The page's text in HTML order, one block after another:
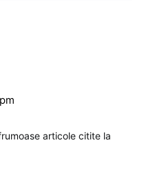
articole citite la